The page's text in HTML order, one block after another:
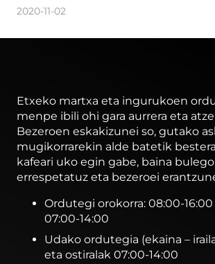
2020-11-02
Etxeko martxa eta ingurukoen
menpe ibili ohi gara aurrera eta
Bezeroen eskakizunei so, gutako
mugikorrarekin alde batetik
kafeari uko egin gabe, baina
errespetatuz eta bezeroei
Ordutegi orokorra: 08:00-
07:00-14:00
Udako ordutegia (ekaina –
eta ostiralak 07:00-14:00